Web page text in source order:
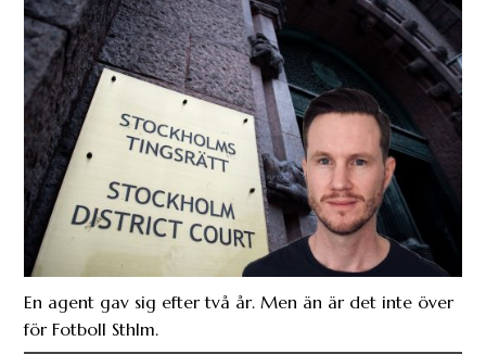
En agent gav sig efter två år. Men än är det inte över
för Fotboll Sthlm.